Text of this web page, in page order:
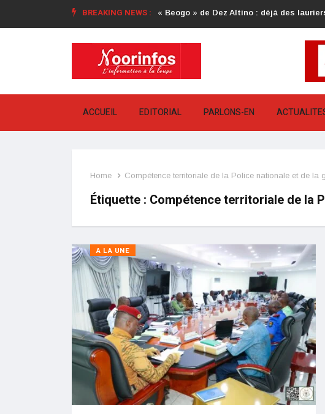
BREAKING NEWS : « Beogo » de Dez Altino : déjà des
ACCUEIL EDITORIAL PARLONS-EN
Home Compétence territoriale de la Police nationale et de la
Étiquette : Compétence territoriale de la
A LA UNE